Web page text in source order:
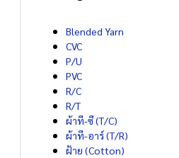
Blended Yarn
CVC
P/U
PVC
R/C
R/T
ผ้าที-ซี (T/C)
ผ้าที-อาร์ (T/R)
ฝ้าย (Cotton)